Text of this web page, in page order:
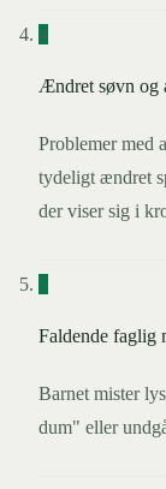
4
Ændret søvn og
Problemer med
tydeligt ændret
der viser sig i
5
Faldende faglig
Barnet mister
dum" eller